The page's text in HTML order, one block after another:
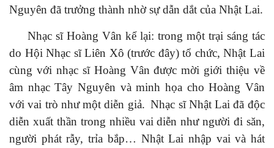
Nguyên đã trưởng thành nhờ sự dẫn dắt của Nhật Lai.
Nhạc sĩ Hoàng Vân kể lại: trong một trại sáng tác
do Hội Nhạc sĩ Liên Xô (trước đây) tổ chức,Nhật Lai
cùng với nhạc sĩ Hoàng Vânđược mời giới thiệu về
âm nhạc Tây Nguyên và minh họa cho Hoàng Vân
với vai trò như một diễn giả. Nhạc sĩNhật Lai đã độc
diễn xuất thần trong nhiều vaidiễn nhưngười đi săn,
người phát rẫy, trỉa bắp… Nhật Lai nhập vai và hát